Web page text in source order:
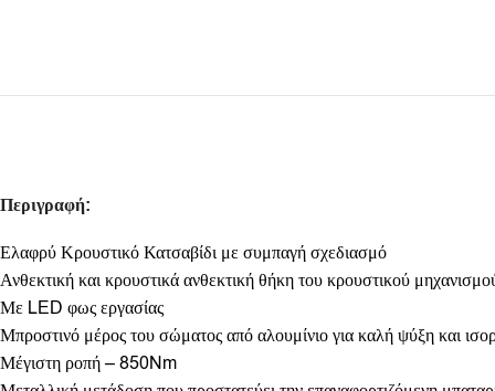
Περιγραφή:
Ελαφρύ Κρουστικό Κατσαβίδι με συμπαγή σχεδιασμό
Ανθεκτική και κρουστικά ανθεκτική θήκη του κρουστικού
Με LED φως εργασίας
Μπροστινό μέρος του σώματος από αλουμίνιο για καλή ψύξη και
Μέγιστη ροπή – 850Nm